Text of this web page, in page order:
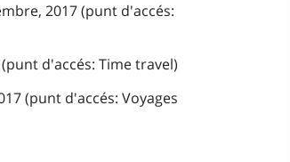
2017 (punt d'accés:
d'accés: Time travel)
(punt d'accés: Voyages